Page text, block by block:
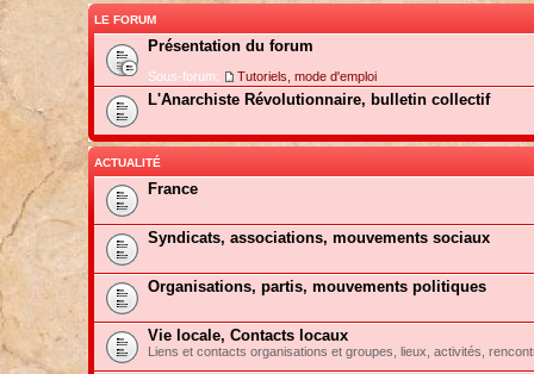
LE FORUM
Présentation du forum
Sous-forum: Tutoriels, mode d'emploi
L'Anarchiste Révolutionnaire, bulletin collectif
ACTUALITÉ
France
Syndicats, associations, mouvements sociaux
Organisations, partis, mouvements politiques
Vie locale, Contacts locaux
Liens et contacts organisations et groupes, lieux, activités,